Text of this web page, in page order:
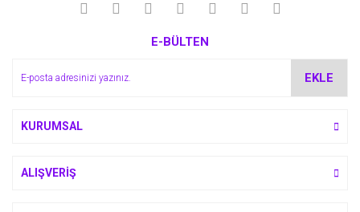
Ürün açıklamasında eksik bilgiler bulunuyor.
E-BÜLTEN
EKLE
KURUMSAL
ALIŞVERİŞ